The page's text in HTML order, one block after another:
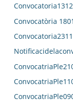
Convocatòria